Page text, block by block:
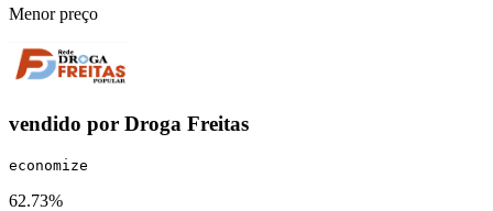
Menor preço
vendido por Droga Freitas
economize
62.73%